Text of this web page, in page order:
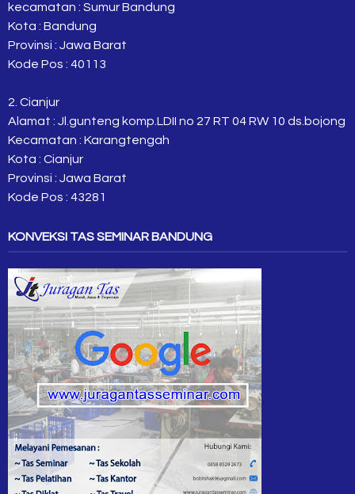
kecamatan : Sumur Bandung
Kota : Bandung
Provinsi : Jawa Barat
Kode Pos : 40113
2. Cianjur
Alamat : Jl.gunteng komp.LDII no 27 RT 04 RW 10 ds.bojong
Kecamatan : Karangtengah
Kota : Cianjur
Provinsi : Jawa Barat
Kode Pos : 43281
KONVEKSI TAS SEMINAR BANDUNG